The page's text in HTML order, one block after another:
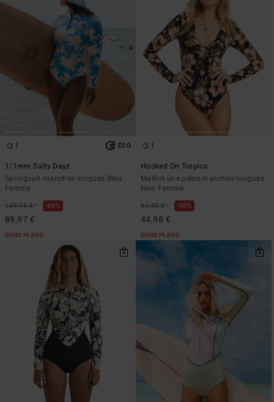
1 ÉCO
1/1mm Salty Dayz
Springsuit manches longues Bleu
Femme
149,95 €* 40%
89,97 €
BONS PLANS
1
Hooked On Tropics
Maillot une pièce manches longues
Noir Femme
89,95 €* 50%
44,98 €
BONS PLANS